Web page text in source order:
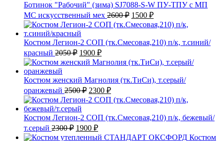
Ботинок "Рабочий" (зима) SJ7088-S-W ПУ-ТПУ с МП
МС искусственный мех 2600₽ Первоначальная
цена
составляла
2600 ₽.
1500 ₽Текущая
цена:
Костюм Легион-2 СОП (тк.Смесовая,210) п/к, т.синий/
красный 2050₽ Первоначальная
цена
составляла
2050 ₽.
1900 ₽Текущая
цена:
Костюм женский Магнолия (тк.ТиСи), т.серый/
оранжевый 2500₽ Первоначальная
цена
составляла
2500 ₽.
2300 ₽Текущая
цена:
Костюм Легион-2 СОП (тк.Смесовая,210) п/к, бежевый/
т.серый 2300₽ Первоначальная
цена
1900 ₽Текущая
цена:
Костюм